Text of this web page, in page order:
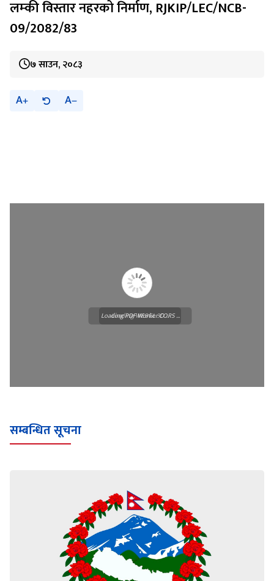
लम्की विस्तार नहरको निर्माण, RJKIP/LEC/NCB-
09/2082/83
७ साउन, २०८३
A A
Loading WEBGL 3D ...
Loading PDF Worker CORS ...
सम्बन्धित सूचना